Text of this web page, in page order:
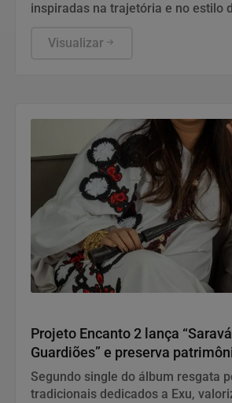
inspiradas na trajetória e no estilo
masculino
Visualizar
Projeto Encanto 2 lança
Guardiões” e preserva
Umbanda em novo registro
Segundo single do álbum resgata
tradicionais dedicados a Exu,